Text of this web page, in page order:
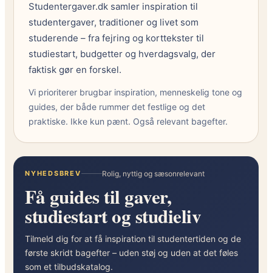
i
g
u
n
i
e
i
t
e
s
b
u
g
j
r
p
å
s
u
d
n
t
e
k
ø
s
l
Studentergaver.dk samler inspiration til
studentergaver, traditioner og livet som
studerende – fra fejring og korttekster til
studiestart, budgetter og hverdagsvalg, der
faktisk gør en forskel.
Vi prioriterer brugbar inspiration, menneskelig tone og
guides, der både rummer det festlige og det
praktiske. Ikke kun pænt. Også relevant bagefter.
NYHEDSBREV Rolig, nyttig og sæsonrelevant
Få guides til gaver,
studiestart og studieliv
Tilmeld dig for at få inspiration til studentertiden og de
første skridt bagefter – uden støj og uden at det føles
som et tilbudskatalog.